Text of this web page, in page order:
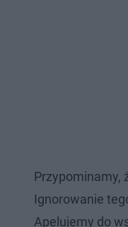
Przypominamy,
Ignorowanie
Apelujemy do